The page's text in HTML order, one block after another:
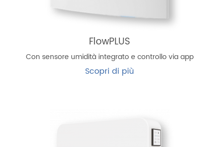
FlowPLUS
Con sensore umidità integrato e controllo via app
Scopri di più